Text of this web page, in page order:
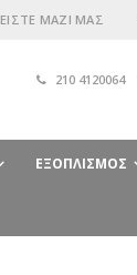
ΜΑΖΊ ΜΑΣ
210 4120064
ΕΞΟΠΛΙΣΜΌΣ